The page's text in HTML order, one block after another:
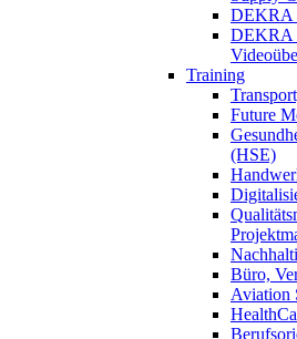
DEKRA
DEKRA
Training
Future
(HSE)
Büro,
Aviation